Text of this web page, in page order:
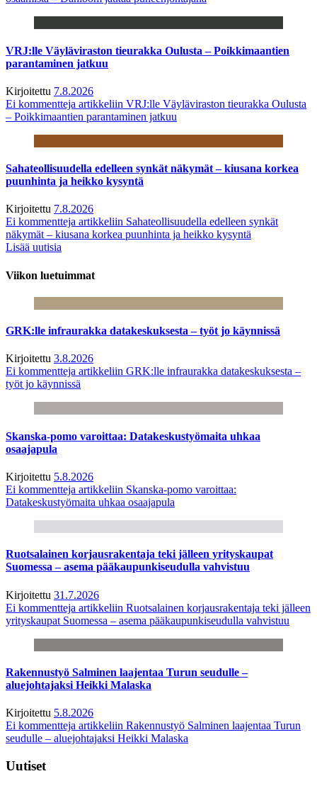
VRJ:lle Väyläviraston tieurakka Oulusta – Poikkimaantien
parantaminen jatkuu
Kirjoitettu 7.8.2026
Ei kommentteja artikkeliin VRJ:lle Väyläviraston tieurakka Oulusta
– Poikkimaantien parantaminen jatkuu
Sahateollisuudella edelleen synkät näkymät – kiusana korkea
puunhinta ja heikko kysyntä
Kirjoitettu 7.8.2026
Ei kommentteja artikkeliin Sahateollisuudella edelleen synkät
näkymät – kiusana korkea puunhinta ja heikko kysyntä
Lisää uutisia
Viikon luetuimmat
GRK:lle infraurakka datakeskuksesta – työt jo käynnissä
Kirjoitettu 3.8.2026
Ei kommentteja artikkeliin GRK:lle infraurakka datakeskuksesta –
työt jo käynnissä
Skanska-pomo varoittaa: Datakeskustyömaita uhkaa
osaajapula
Kirjoitettu 5.8.2026
Ei kommentteja artikkeliin Skanska-pomo varoittaa:
Datakeskustyömaita uhkaa osaajapula
Ruotsalainen korjausrakentaja teki jälleen yrityskaupat
Suomessa – asema pääkaupunkiseudulla vahvistuu
Kirjoitettu 31.7.2026
Ei kommentteja artikkeliin Ruotsalainen korjausrakentaja teki jälleen
yrityskaupat Suomessa – asema pääkaupunkiseudulla vahvistuu
Rakennustyö Salminen laajentaa Turun seudulle –
aluejohtajaksi Heikki Malaska
Kirjoitettu 5.8.2026
Ei kommentteja artikkeliin Rakennustyö Salminen laajentaa Turun
seudulle – aluejohtajaksi Heikki Malaska
Uutiset